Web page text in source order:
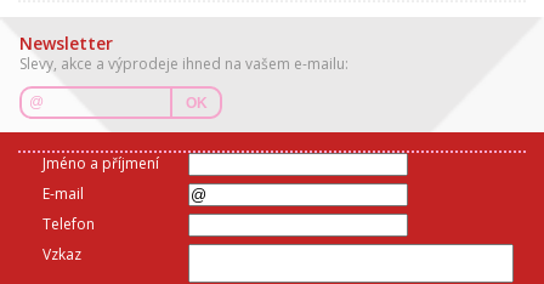
Newsletter
Slevy, akce a výprodeje ihned na vašem e-mailu:
OK
Jméno a příjmení
E-mail
Telefon
Vzkaz